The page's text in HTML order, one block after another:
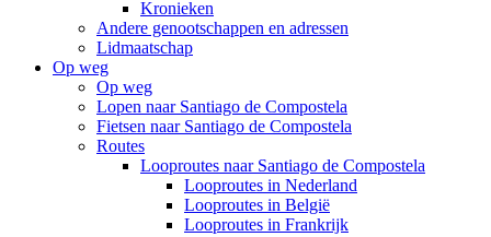
Kronieken
Andere genootschappen en adressen
Lidmaatschap
Op weg
Op weg
Lopen naar Santiago de Compostela
Fietsen naar Santiago de Compostela
Routes
Looproutes naar Santiago de Compostela
Looproutes in Nederland
Looproutes in België
Looproutes in Frankrijk